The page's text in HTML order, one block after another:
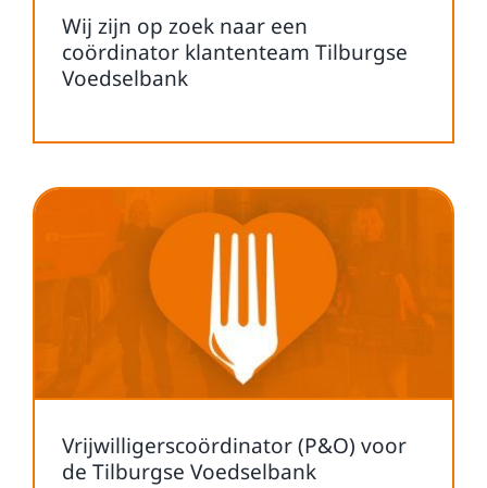
Wij zijn op zoek naar een
coördinator klantenteam Tilburgse
Voedselbank
Vrijwilligerscoördinator (P&O) voor
de Tilburgse Voedselbank